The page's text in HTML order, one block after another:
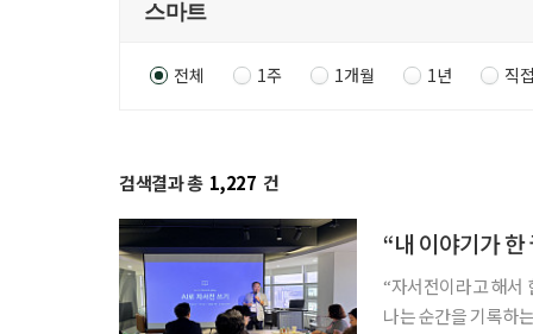
전체 1주 1개월 1년 직
검색결과 총 1,227 건
“내 이야기가
“자서전이라고 해서
나는 순간을 기록하는 ‘자전적